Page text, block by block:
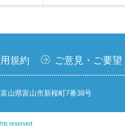
規約 ご意見・ご要望
山県富山市新桜町7番38号
reserved.